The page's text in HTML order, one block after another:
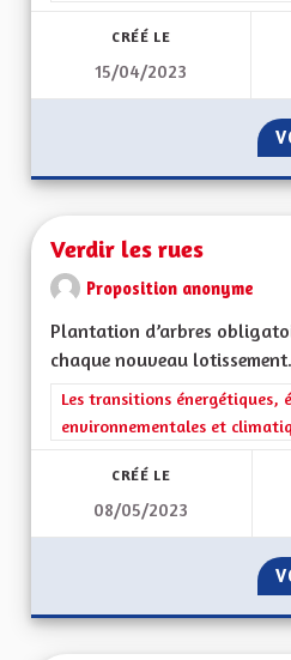
CRÉÉ LE
15/04/2023
Verdir les rues
Proposition anonyme
Plantation d’arbres
chaque nouveau
Filtrer les résultats de la
Les transitions énergétiques,
environnementales et
CRÉÉ LE
08/05/2023